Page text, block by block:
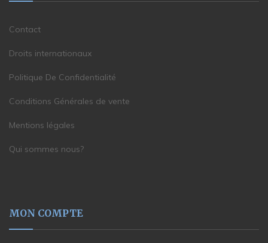
Contact
Droits internationaux
Politique De Confidentialité
Conditions Générales de vente
Mentions légales
Qui sommes nous?
MON COMPTE